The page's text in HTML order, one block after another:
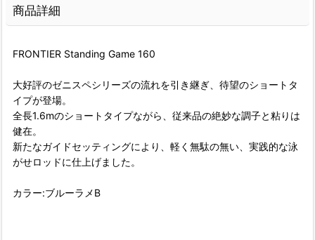
商品詳細
FRONTIER Standing Game 160
大好評のゼニスペシリーズの流れを引き継ぎ、待望のショートタ
イプが登場。
全長1.6mのショートタイプながら、従来品の絶妙な調子と粘りは
健在。
新たなガイドセッティングにより、軽く無駄の無い、実践的な泳
がせロッドに仕上げました。
カラー:ブルーラメB